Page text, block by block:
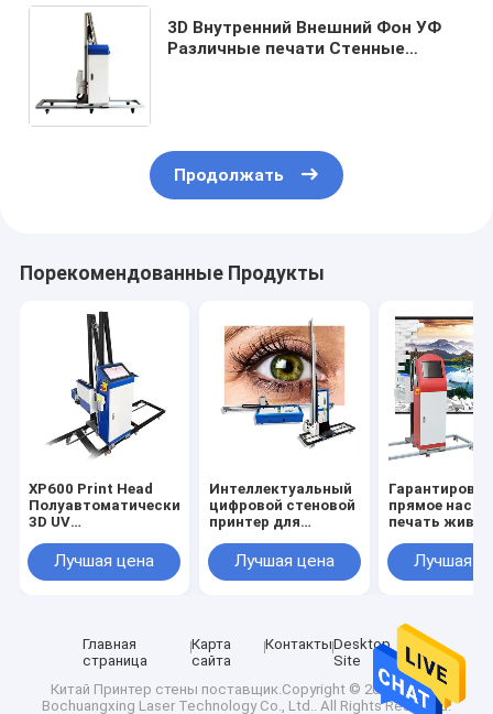
3D Внутренний Внешний Фон УФ
Различные печати Стенные
Продолжать
Порекомендованные Продукты
XP600 Print Head
Полуавтоматический
3D UV
настенный принтер
для цифровой
Лучшая цена
Интеллектуальный
цифровой стеновой
принтер для
керамического
стекла,
машиностроительных
цехах
Лучшая цена
прямое
печать
размерЛучшая
Главная
страница
Карта
сайта
КонтактыDesktop
Site
Китай Принтер стены поставщик.Copyright © 2025 Wuhan
Bochuangxing Laser Technology Co., Ltd.. All Rights Reserved.